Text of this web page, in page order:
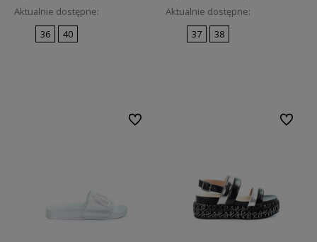
Aktualnie dostępne:
36
40
Aktualnie dostępne:
37
38
Do ulubionych Do